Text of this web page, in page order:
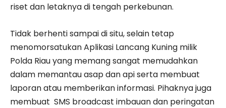
riset dan letaknya di tengah perkebunan.
Tidak berhenti sampai di situ, selain tetap
menomorsatukan Aplikasi Lancang Kuning milik
Polda Riau yang memang sangat memudahkan
dalam memantau asap dan api serta membuat
laporan atau memberikan informasi. Pihaknya juga
membuat SMS broadcast imbauan dan peringatan